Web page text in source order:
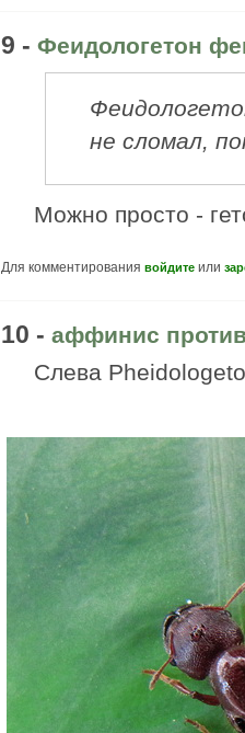
9 - Феидологетон
не сломал,
Можно просто -
Для комментирования войдите или
10 - аффинис
Слева